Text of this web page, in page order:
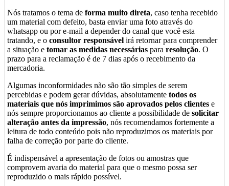
Nós tratamos o tema de forma muito direta, caso tenha recebido
um material com defeito, basta enviar uma foto através do
whatsapp ou por e-mail a depender do canal que você esta
tratando, e o consultor responsável irá retornar para comprender
a situação e tomar as medidas necessárias para resolução. O
prazo para a reclamação é de 7 dias após o recebimento da
mercadoria.
Algumas inconformidades não são tão simples de serem
percebidas e podem gerar dúvidas, absolutamente todos os
materiais que nós imprimimos são aprovados pelos clientes e
nós sempre proporcionamos ao cliente a possibilidade de solicitar
alteração antes da impressão, nós recomendamos fortemente a
leitura de todo conteúdo pois não reproduzimos os materiais por
falha de correção por parte do cliente.
É indispensável a apresentação de fotos ou amostras que
comprovem avaria do material para que o mesmo possa ser
reproduzido o mais rápido possível.